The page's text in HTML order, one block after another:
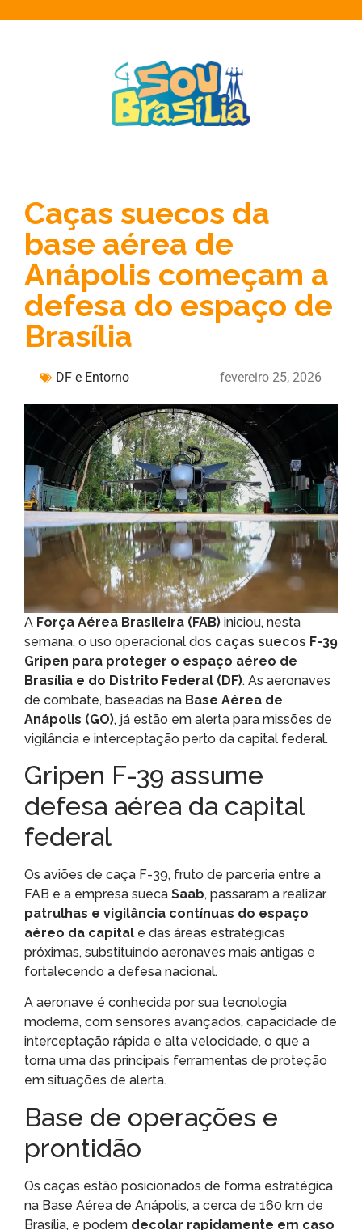
Caças suecos da
base aérea de
Anápolis começam a
defesa do espaço de
Brasília
DF e Entorno fevereiro 25, 2026
A Força Aérea Brasileira (FAB) iniciou, nesta
semana, o uso operacional dos caças suecos F-39
Gripen para proteger o espaço aéreo de
Brasília e do Distrito Federal (DF). As aeronaves
de combate, baseadas na Base Aérea de
Anápolis (GO), já estão em alerta para missões de
vigilância e interceptação perto da capital federal.
Gripen F-39 assume
defesa aérea da capital
federal
Os aviões de caça F-39, fruto de parceria entre a
FAB e a empresa sueca Saab, passaram a realizar
patrulhas e vigilância contínuas do espaço
aéreo da capital e das áreas estratégicas
próximas, substituindo aeronaves mais antigas e
fortalecendo a defesa nacional.
A aeronave é conhecida por sua tecnologia
moderna, com sensores avançados, capacidade de
interceptação rápida e alta velocidade, o que a
torna uma das principais ferramentas de proteção
em situações de alerta.
Base de operações e
prontidão
Os caças estão posicionados de forma estratégica
na Base Aérea de Anápolis, a cerca de 160 km de
Brasília, e podem decolar rapidamente em caso